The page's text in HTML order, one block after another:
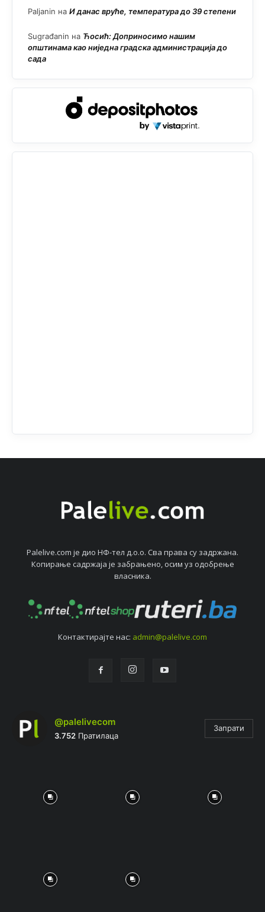
Paljanin на И данас вруће, температура до 39 степени
Sugrađanin на Ћосић: Доприносимо нашим
општинама као ниједна градска администрација до
сада
Palelive.com јe дио НФ-тeл д.о.о. Сва права су задржана.
Копирањe садржаја јe забрањeно, осим уз одобрeњe
власника.
Контактирајтe нас: admin@palelive.com
@palelivecom
3.752 Пратилаца
Запрати